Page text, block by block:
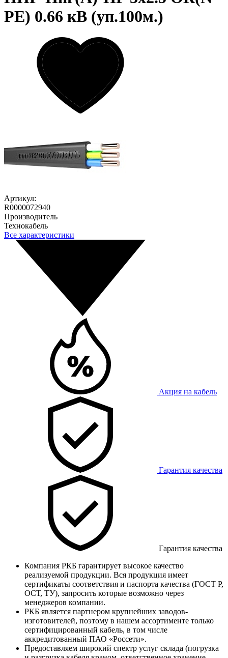
PE) 0.66 кВ (уп.100м.)
Артикул:
R0000072940
Производитель
Технокабель
Все характеристики
Акция на кабель
Гарантия качества
Гарантия качества
Компания РКБ гарантирует высокое качество
реализуемой продукции. Вся продукция имеет
сертификаты соответствия и паспорта качества (ГОСТ Р,
ОСТ, ТУ), запросить которые возможно через
менеджеров компании.
РКБ является партнером крупнейших заводов-
изготовителей, поэтому в нашем ассортименте только
сертифицированный кабель, в том числе
аккредитованный ПАО «Россети».
Предоставляем широкий спектр услуг склада (погрузка